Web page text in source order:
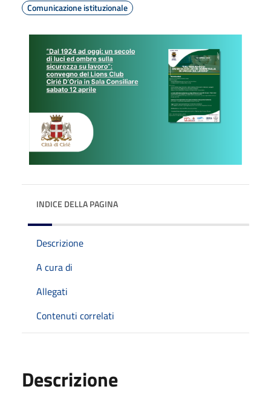
Comunicazione istituzionale
INDICE DELLA PAGINA
Descrizione
A cura di
Allegati
Contenuti correlati
Descrizione